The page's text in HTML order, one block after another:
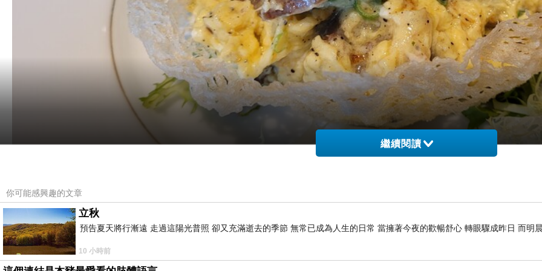
繼續閱讀
你可能感興趣的文章
立秋
預告夏天將行漸遠 走過這陽光普照 卻又充滿逝去的季節 無常已成為人生的日常 當擁著今夜的歡暢舒心 轉眼驟成昨日 而明
10 小時前